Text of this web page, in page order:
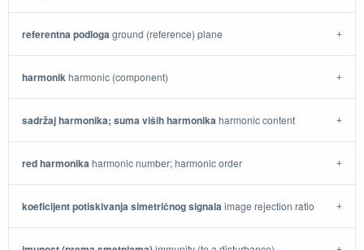
referentna podlogaground (reference) plane
harmonikharmonic (component)
sadržaj harmonika; suma viših harmonikaharmonic content
red harmonikaharmonic number; harmonic order
koeficijent potiskivanja simetričnog signalaimage rejection ratio